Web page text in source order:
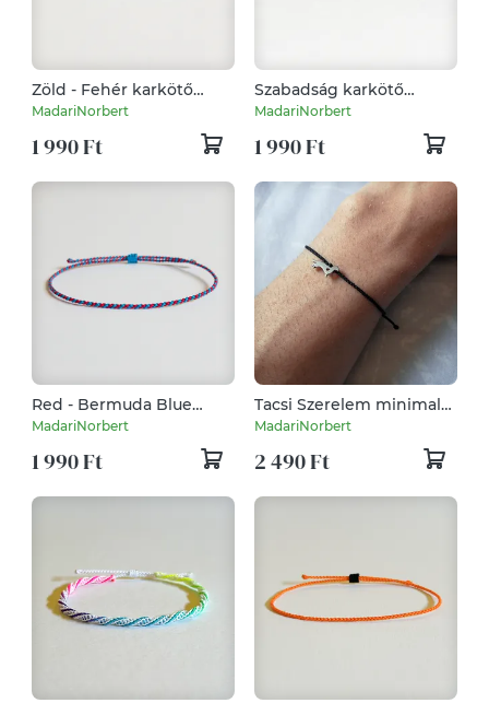
Zöld - Fehér karkötő
(vékony)
MadariNorbert
1 990 Ft
Szabadság karkötő
(vékony)
MadariNorbert
1 990 Ft
Red - Bermuda Blue
karkötő (vékony) - 2023
MadariNorbert
1 990 Ft
Tacsi Szerelem minimal
karkötő (vékony) - Black
MadariNorbert
2 490 Ft